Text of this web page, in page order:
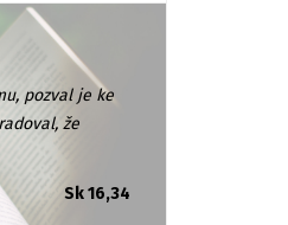
pozval je ke
že
Sk 16,34